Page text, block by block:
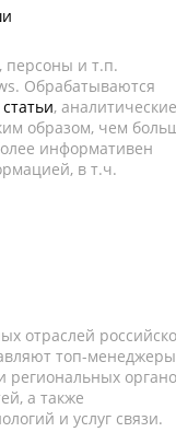
персоны и т.п.
Обрабатываются
статьи, аналитические
образом, чем
информативен
в т.ч.
отраслей
топ-
региональных
а также
и услуг связи.